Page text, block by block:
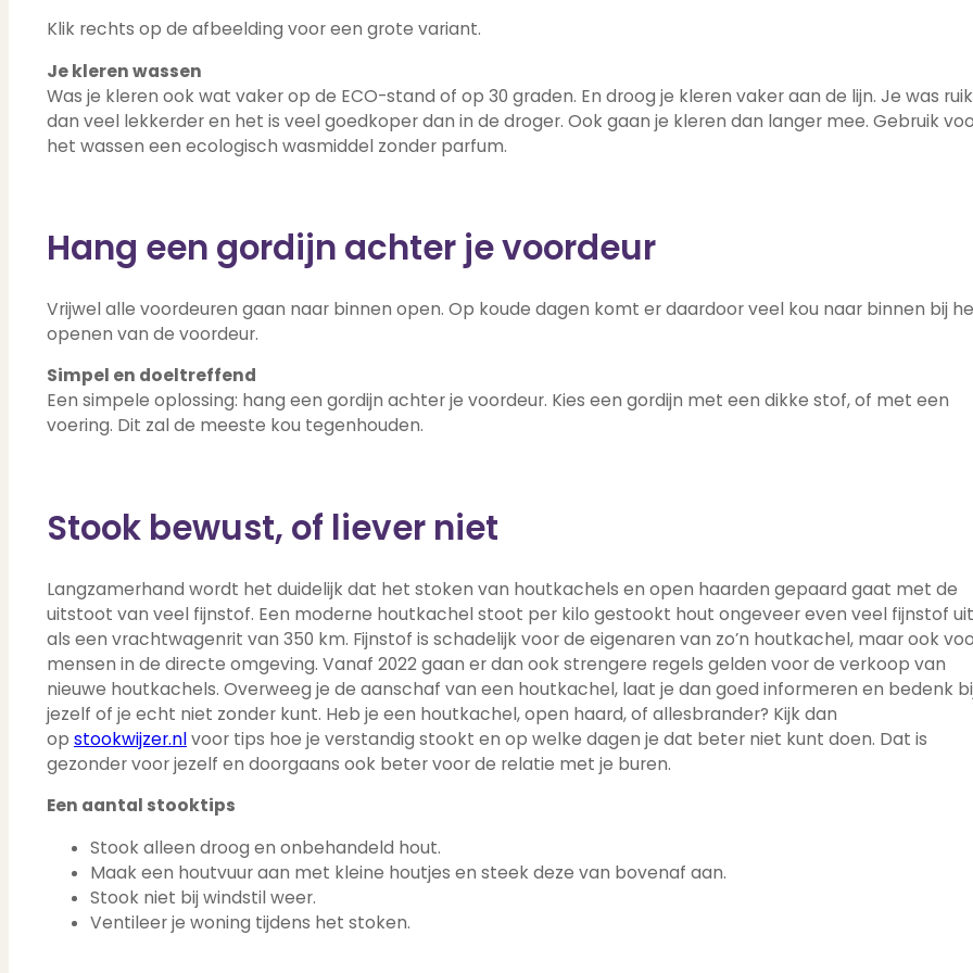
Klik rechts op de afbeelding voor een grote variant.
Je kleren wassen
Was je kleren ook wat vaker op de ECO-stand of op 30 graden. En droog je kleren vaker aan de lijn. Je was
dan veel lekkerder en het is veel goedkoper dan in de droger. Ook gaan je kleren dan langer mee. Gebruik
het wassen een ecologisch wasmiddel zonder parfum.
Hang een gordijn achter je voordeur
Vrijwel alle voordeuren gaan naar binnen open. Op koude dagen komt er daardoor veel kou naar binnen bij
openen van de voordeur.
Simpel en doeltreffend
Een simpele oplossing: hang een gordijn achter je voordeur. Kies een gordijn met een dikke stof, of met een
voering. Dit zal de meeste kou tegenhouden.
Stook bewust, of liever niet
Langzamerhand wordt het duidelijk dat het stoken van houtkachels en open haarden gepaard gaat met de
uitstoot van veel fijnstof. Een moderne houtkachel stoot per kilo gestookt hout ongeveer even veel fijnstof uit
als een vrachtwagenrit van 350 km. Fijnstof is schadelijk voor de eigenaren van zo’n houtkachel, maar ook
mensen in de directe omgeving. Vanaf 2022 gaan er dan ook strengere regels gelden voor de verkoop van
nieuwe houtkachels. Overweeg je de aanschaf van een houtkachel, laat je dan goed informeren en bedenk
jezelf of je echt niet zonder kunt. Heb je een houtkachel, open haard, of allesbrander? Kijk dan
op stookwijzer.nlvoor tips hoe je verstandig stookt en op welke dagen je dat beter niet kunt doen. Dat is
gezonder voor jezelf en doorgaans ook beter voor de relatie met je buren.
Een aantal stooktips
Stook alleen droog en onbehandeld hout.
Maak een houtvuur aan met kleine houtjes en steek deze van bovenaf aan.
Stook niet bij windstil weer.
Ventileer je woning tijdens het stoken.